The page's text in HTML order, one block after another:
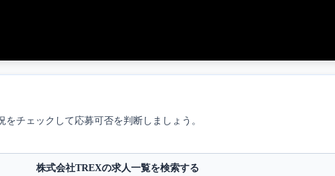
をチェックして応募可否を判断しましょう。
株式会社TREXの求人一覧を検索する